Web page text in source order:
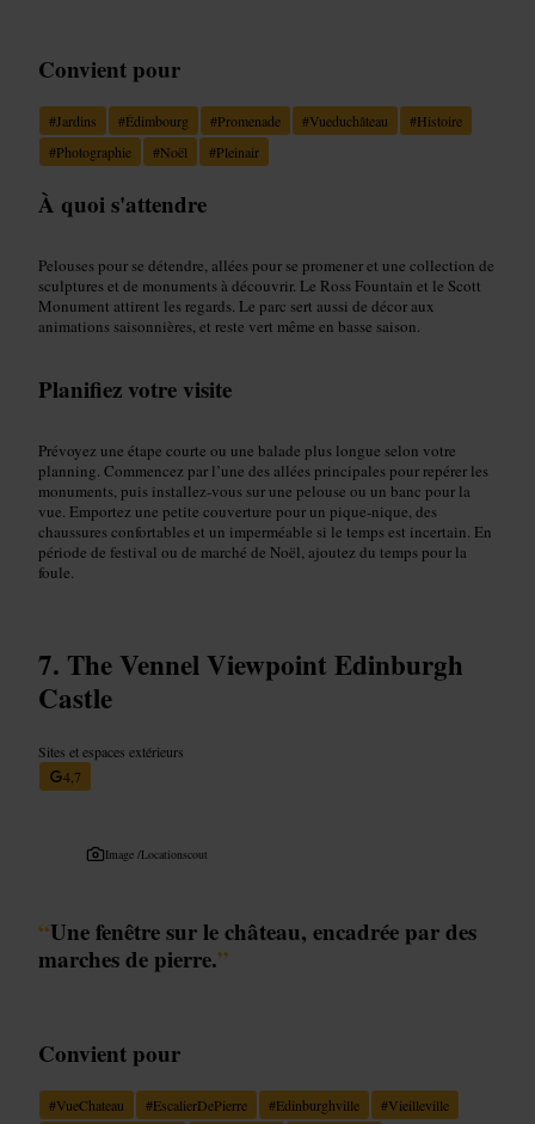
Convient pour
#Jardins #Édimbourg #Promenade #Vueduchâteau #Histoire
#Photographie #Noël #Pleinair
À quoi s'attendre
Pelouses pour se détendre, allées pour se promener et une collection de
sculptures et de monuments à découvrir. Le Ross Fountain et le Scott
Monument attirent les regards. Le parc sert aussi de décor aux
animations saisonnières, et reste vert même en basse saison.
Planifiez votre visite
Prévoyez une étape courte ou une balade plus longue selon votre
planning. Commencez par l’une des allées principales pour repérer les
monuments, puis installez-vous sur une pelouse ou un banc pour la
vue. Emportez une petite couverture pour un pique-nique, des
chaussures confortables et un imperméable si le temps est incertain. En
période de festival ou de marché de Noël, ajoutez du temps pour la
foule.
The Vennel Viewpoint Edinburgh
Castle
Sites et espaces extérieurs
4,7
Image /Locationscout
“Une fenêtre sur le château, encadrée par des
marches de pierre.”
Convient pour
#VueChateau #EscalierDePierre #Edinburghville #Vieilleville